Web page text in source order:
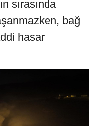
sırasında
bağ
hasar